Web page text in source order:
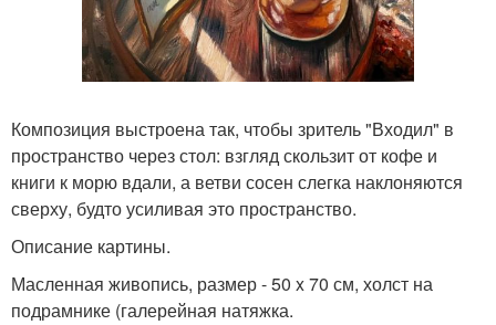
Композиция выстроена так, чтобы зритель "Входил" в
пространство через стол: взгляд скользит от кофе и
книги к морю вдали, а ветви сосен слегка наклоняются
сверху, будто усиливая это пространство.
Описание картины.
Масленная живопись, размер - 50 x 70 см, холст на
подрамнике (галерейная натяжка.